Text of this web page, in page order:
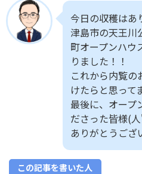
今日の収穫はあ
津島市の天王川
町オープンハウ
りました！！
これから内覧
けたらと思っ
最後に、オープ
ださった皆様(
ありがとうご
この記事を書いた人